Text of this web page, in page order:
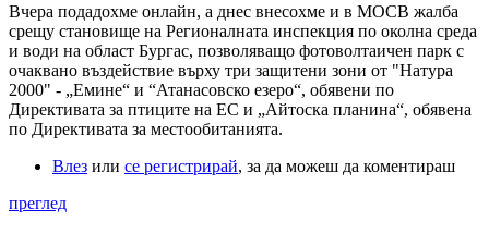
Вчера подадохме онлайн, а днес внесохме и в МОСВ жалба
срещу становище на Регионалната инспекция по околна среда
и води на област Бургас, позволяващо фотоволтаичен парк с
очаквано въздействие върху три защитени зони от "Натура
2000" - „Емине“ и “Атанасовско езеро“, обявени по
Директивата за птиците на ЕС и „Айтоска планина“, обявена
по Директивата за местообитанията.
Влез или се регистрирай, за да можеш да коментираш
преглед